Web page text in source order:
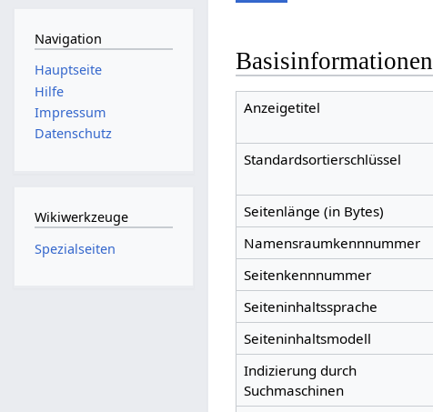
Basisinformationen
Anzeigetitel
Standardsortierschlüssel
Seitenlänge (in Bytes)
Namensraumkennnummer
Seitenkennnummer
Seiteninhaltssprache
Seiteninhaltsmodell
Indizierung durch
Suchmaschinen
Navigation
Hauptseite
Hilfe
Impressum
Datenschutz
Wikiwerkzeuge
Spezialseiten